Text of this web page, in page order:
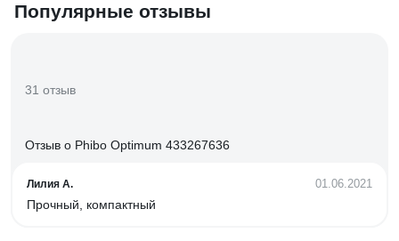
Популярные отзывы
31 отзыв
Отзыв о Phibo Optimum 433267636
Лилия А. 01.06.2021
Прочный, компактный